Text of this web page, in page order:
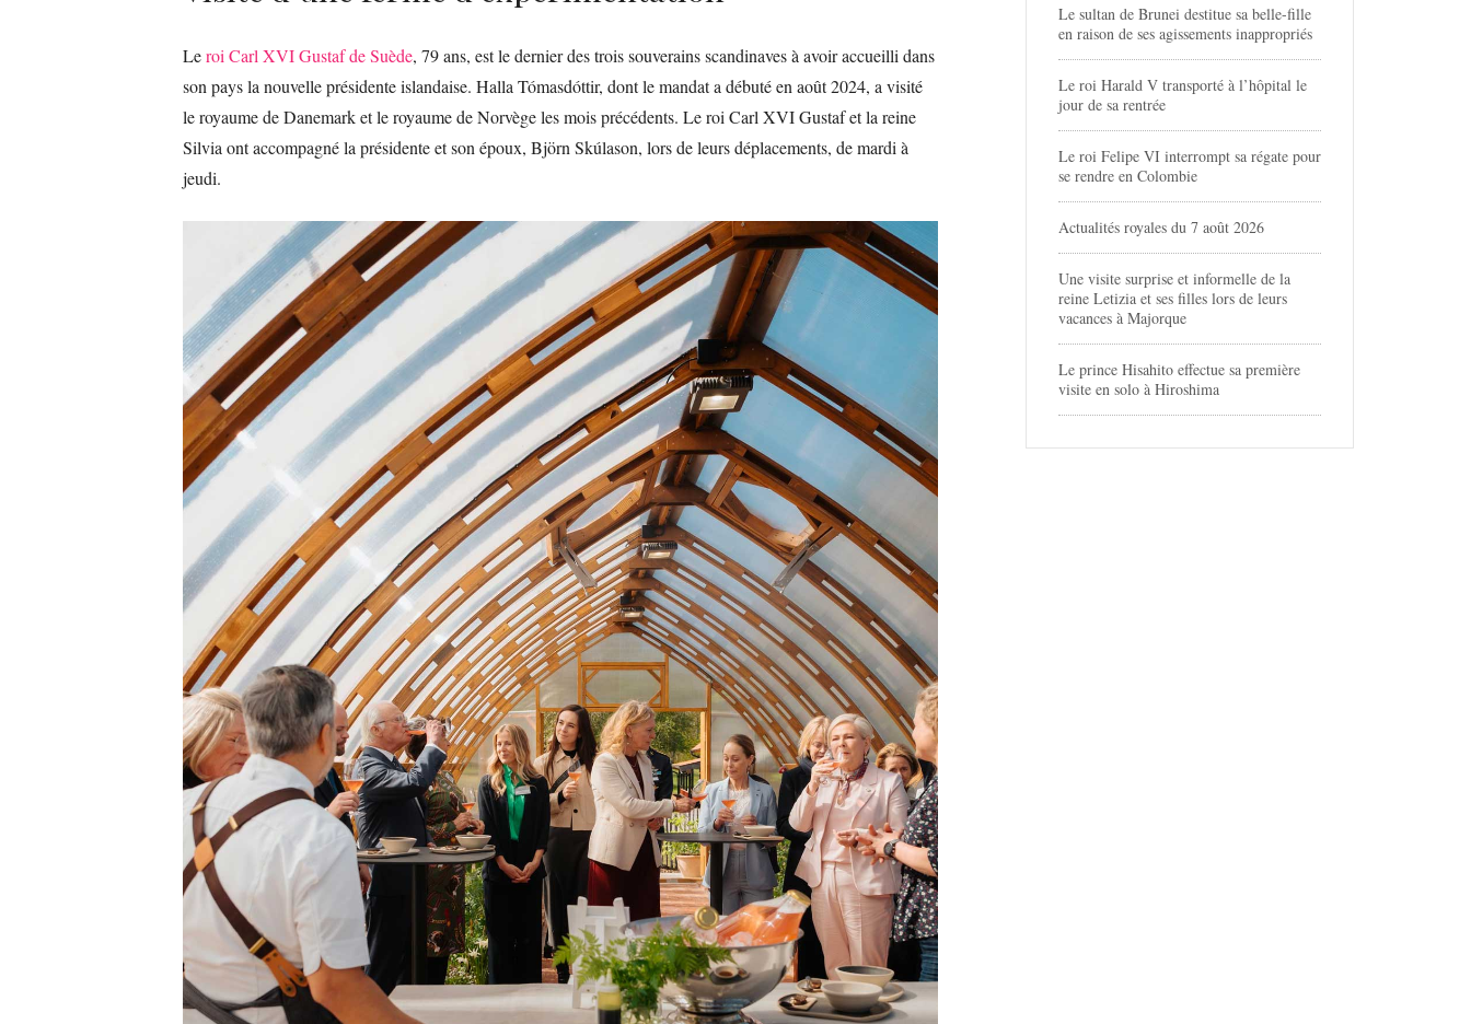
Leroi Carl XVI Gustaf de Suède, 79 ans, est le dernier des trois souverains scandinaves à avoir accueilli dans
son pays la nouvelle présidente islandaise. Halla Tómasdóttir, dont le mandat a débuté en août 2024, a visité
le royaume de Danemark et le royaume de Norvège les mois précédents. Le roi Carl XVI Gustaf et la reine
Silvia ont accompagné la présidente et son époux, Björn Skúlason, lors de leurs déplacements, de mardi à
jeudi.
Le sultan de Brunei destitue sa belle-fille
en raison de ses agissements inappropriés
Le roi Harald V transporté à l’hôpital le
jour de sa rentrée
Le roi Felipe VI interrompt sa régate pour
se rendre en Colombie
Actualités royales du 7 août 2026
Une visite surprise et informelle de la
reine Letizia et ses filles lors de leurs
vacances à Majorque
Le prince Hisahito effectue sa première
visite en solo à Hiroshima